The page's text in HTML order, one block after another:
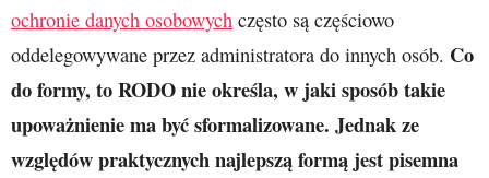
ochronie danych osobowych często są częściowo
oddelegowywane przez administratora do innych osób. Co
do formy, to RODO nie określa, w jaki sposób takie
upoważnienie ma być sformalizowane. Jednak ze
względów praktycznych najlepszą formą jest pisemna